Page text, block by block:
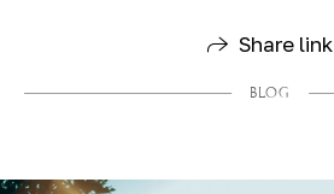
Share link
BLOG